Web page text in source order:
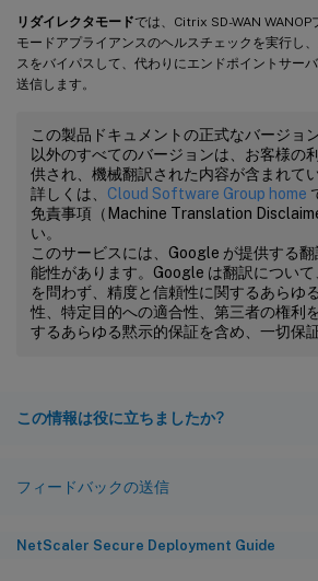
リダイレクタモードでは、Citrix SD-WAN WANOP
モードアプライアンスのヘルスチェックを実行し
スをバイパスして、代わりにエンドポイントサー
送信します。
この製品ドキュメントの正式なバージョ
以外のすべてのバージョンは、お客様の
供され、機械翻訳された内容が含まれて
詳しくは、 Cloud Software Group home
免責事項（Machine Translation
い。
このサービスには、Google が提供する
能性があります。Google は翻訳につい
を問わず、精度と信頼性に関するあらゆ
性、特定目的への適合性、第三者の権利
するあらゆる黙示的保証を含め、一切保
この情報は役に立ちましたか?
フィードバックの送信
NetScaler Secure Deployment Guide